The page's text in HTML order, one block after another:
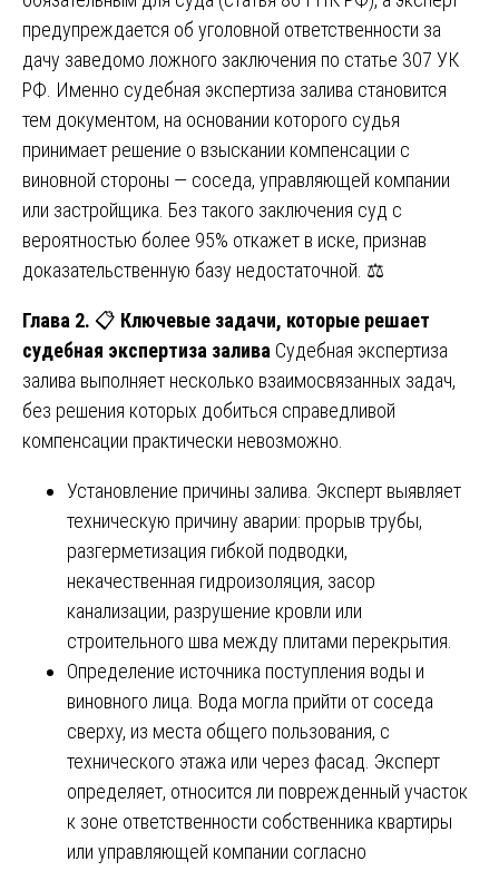
предупреждается об уголовной ответственности за
дачу заведомо ложного заключения по статье 307 УК
РФ. Именно судебная экспертиза залива становится
тем документом, на основании которого судья
принимает решение о взыскании компенсации с
виновной стороны — соседа, управляющей компании
или застройщика. Без такого заключения суд с
вероятностью более 95% откажет в иске, признав
доказательственную базу недостаточной. ⚖️
Глава 2. 📋 Ключевые задачи, которые решает
судебная экспертиза залива Судебная экспертиза
залива выполняет несколько взаимосвязанных задач,
без решения которых добиться справедливой
компенсации практически невозможно.
Установление причины залива. Эксперт выявляет
техническую причину аварии: прорыв трубы,
разгерметизация гибкой подводки,
некачественная гидроизоляция, засор
канализации, разрушение кровли или
строительного шва между плитами перекрытия.
Определение источника поступления воды и
виновного лица. Вода могла прийти от соседа
сверху, из места общего пользования, с
технического этажа или через фасад. Эксперт
определяет, относится ли поврежденный участок
к зоне ответственности собственника квартиры
или управляющей компании согласно